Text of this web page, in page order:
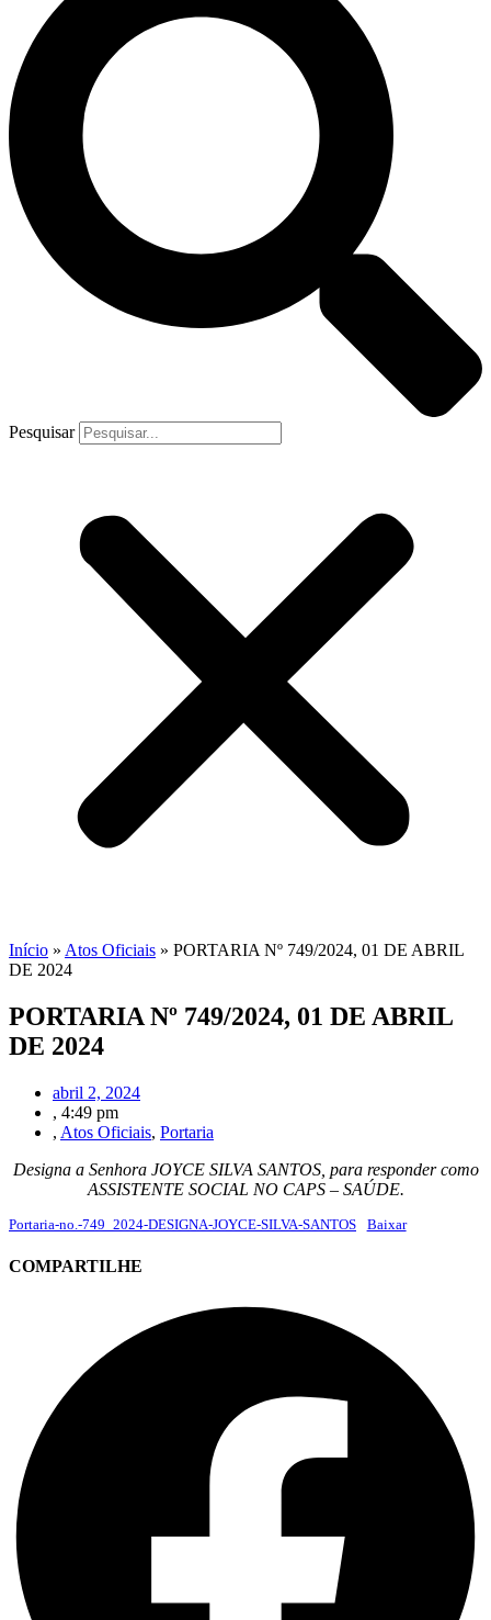
Pesquisar
Início » Atos Oficiais » PORTARIA Nº 749/2024, 01 DE ABRIL
DE 2024
PORTARIA Nº 749/2024, 01 DE ABRIL
DE 2024
abril 2, 2024
, 4:49 pm
, Atos Oficiais, Portaria
Designa a Senhora JOYCE SILVA SANTOS, para responder como
ASSISTENTE SOCIAL NO CAPS – SAÚDE.
Portaria-no.-749_2024-DESIGNA-JOYCE-SILVA-SANTOS Baixar
COMPARTILHE